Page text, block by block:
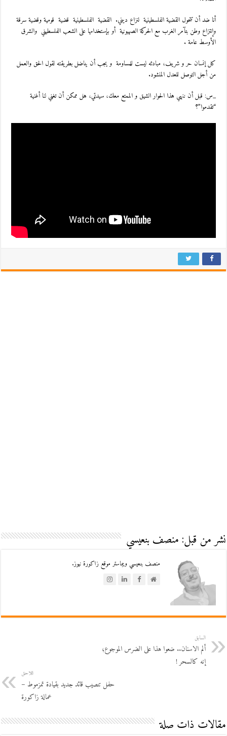
أنا ضد أن تتحول القضية الفلسطينية لنزاع ديني. القضية الفلسطينية قضية قومية وقضية سرقة
وإنتزاع وطن بتآمر الغرب مع الحركة الصهيونية أو بإستخدامها على الشعب الفلسطيني والشرق
الأوسط عامة .
كل إنسان حر و شريف، مبادئه ليست للمساومة و يجب أن يناضل بطريقته لقول الحق والعمل
من أجل التوصل للعدل المنشود.
_س: قبل أن ننهي هذا الحوار الشيق و الممتع معك، سيدتي، هل ممكن أن تغني لنا أغنية
“تقدموا”؟
نشر من قبل: منصف بنعيسي
منصف بنعيسي ويبماستر موقع زاكورة نيوز.
السابق
ألم الاسنان.. ضعوا هذا على الضرس الموجوع؛
إنه كالسحر !
اللاحق
حفل تنصيب قائد جديد بقيادة تمزموط –
عمالة زاكورة
مقالات ذات صلة